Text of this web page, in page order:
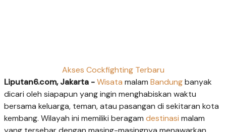
Akses Cockfighting Terbaru
Liputan6.com, Jakarta -Wisata malam Bandungbanyak
dicari oleh siapapun yang ingin menghabiskan waktu
bersama keluarga, teman, atau pasangan di sekitaran kota
kembang. Wilayah ini memiliki beragam destinasi malam